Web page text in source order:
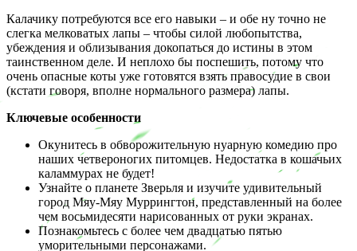
Калачику потребуются все его навыки – и обе ну точно не
слегка мелковатых лапы – чтобы силой любопытства,
убеждения и облизывания докопаться до истины в этом
таинственном деле. И неплохо бы поспешить, потому что
очень опасные коты уже готовятся взять правосудие в свои
(кстати говоря, вполне нормального размера) лапы.
Ключевые особенности
Окунитесь в обворожительную нуарную комедию про
наших четвероногих питомцев. Недостатка в кошачьих
каламмурах не будет!
Узнайте о планете Зверьля и изучите удивительный
город Мяу-Мяу Муррингтон, представленный на более
чем восьмидесяти нарисованных от руки экранах.
Познакомьтесь с более чем двадцатью пятью
уморительными персонажами.